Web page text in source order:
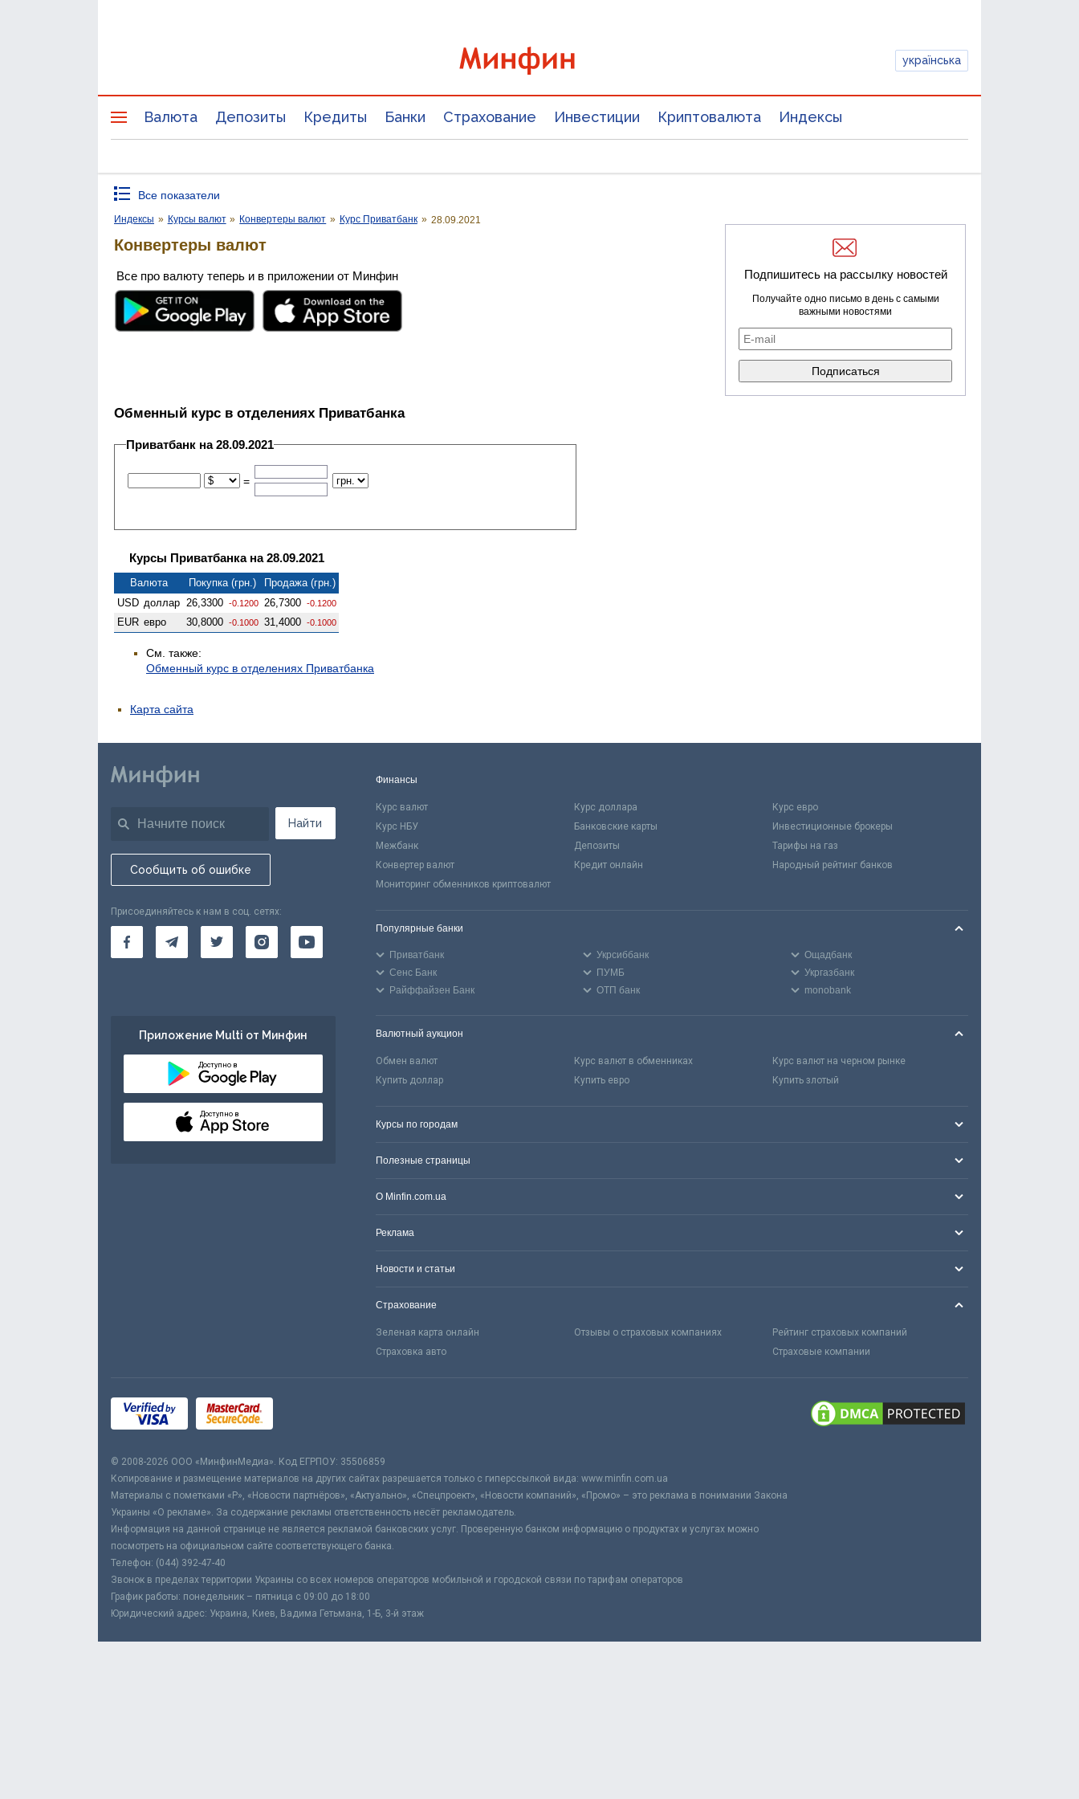
українська
Валюта Депозиты Кредиты Банки Страхование Инвестиции Криптовалюта Индексы
Все показатели
Индексы » Курсы валют » Конвертеры валют » Курс Приватбанк » 28.09.2021
Конвертеры валют
Все про валюту теперь и в приложении от Минфин
Обменный курс в отделениях Приватбанка
Приватбанк на 28.09.2021
=
Курсы Приватбанка на 28.09.2021
Валюта Покупка (грн.)
Продажа (грн.)
USD доллар 26,3300 -0.1200 26,7300 -0.1200
EUR евро 30,8000 -0.1000 31,4000 -0.1000
См. также:
Обменный курс в отделениях Приватбанка
Подпишитесь на рассылку новостей
Получайте одно письмо в день с самыми
важными новостями
Карта сайта
Найти
Сообщить об ошибке
Присоединяйтесь к нам в соц. сетях:
Приложение Multi от Минфин
Доступно в
Доступно в
Финансы
Курс валют Курс доллара
Курс евро
Курс НБУ
Банковские карты
Инвестиционные брокеры
Межбанк
Депозиты
Тарифы на газ
Конвертер валют
Кредит онлайн
Народный рейтинг банков
Мониторинг обменников криптовалют
Популярные банки
Приватбанк Укрсиббанк
Ощадбанк
Сенс Банк
ПУМБ
Укргазбанк
Райффайзен Банк
ОТП банк monobank
Валютный аукцион
Обмен валют Курс валют в обменниках
Курс валют на черном рынке
Купить доллар
Купить евро Купить злотый
Курсы по городам
Полезные страницы
О Minfin.com.ua
Реклама
Новости и статьи
Страхование
Зеленая карта онлайн Отзывы о страховых компаниях
Рейтинг страховых компаний
Страховка авто
Страховые компании
© 2008-2026 ООО «МинфинМедиа». Код ЕГРПОУ: 35506859
Копирование и размещение материалов на других сайтах разрешается только с гиперссылкой вида: www.minfin.com.ua
Материалы с пометками «Р», «Новости партнёров», «Актуально», «Спецпроект», «Новости компаний», «Промо» – это реклама в понимании Закона
Украины «О рекламе». За содержание рекламы ответственность несёт рекламодатель.
Информация на данной странице не является рекламой банковских услуг. Проверенную банком информацию о продуктах и услугах можно
посмотреть на официальном сайте соответствующего банка.
Телефон: (044) 392-47-40
Звонок в пределах территории Украины со всех номеров операторов мобильной и городской связи по тарифам операторов
График работы: понедельник – пятница с 09:00 до 18:00
Юридический адрес: Украина, Киев, Вадима Гетьмана, 1-Б, 3-й этаж